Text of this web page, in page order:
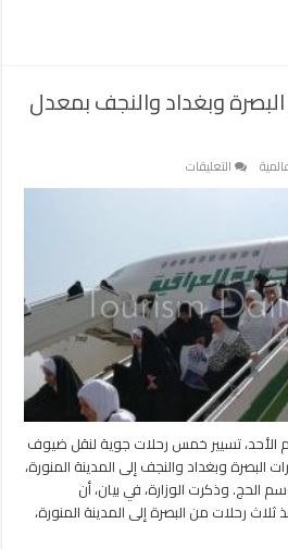
وبغداد والنجف بمعدل
التعليقات
غدًا..
من
البصرة
وبغداد
والنجف
بمعدل
5
رحلات
مغلقة
الأحد، تسيير خمس رحلات جوية لنقل ضيوف
البصرة وبغداد والنجف إلى المدينة المنورة،
وذكرت الوزارة، في بيان، أن
رحلات من البصرة إلى المدينة المنورة،